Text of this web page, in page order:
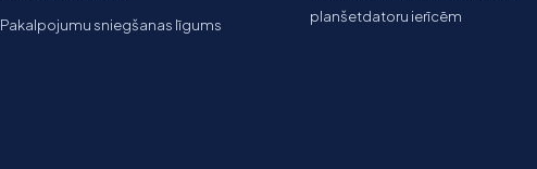
Pakalpojumu sniegšanas līgums
planšetdatoru ierīcēm